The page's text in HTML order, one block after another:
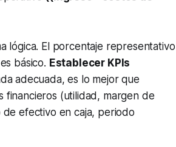
lógica. El porcentaje representativo
básico. Establecer KPIs
adecuada, es lo mejor que
financieros (utilidad, margen de
efectivo en caja, periodo